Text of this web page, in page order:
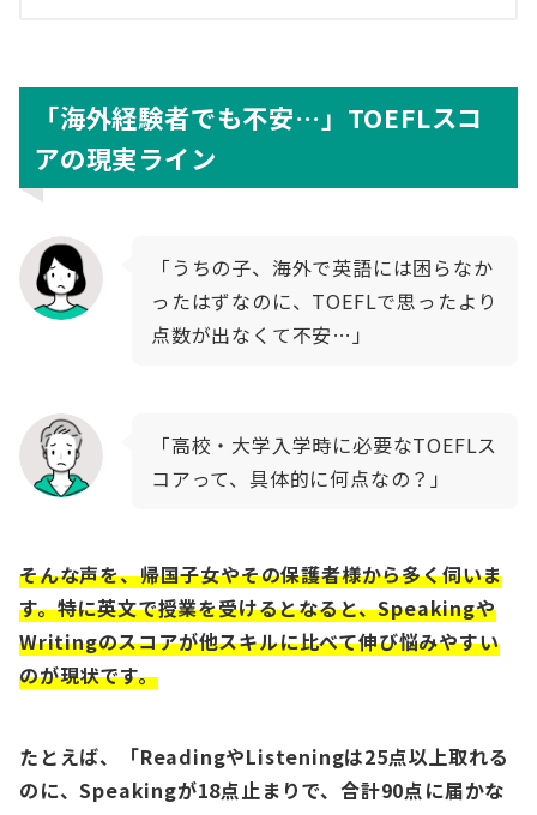
「海外経験者でも不安…」TOEFLスコ
アの現実ライン
「うちの子、海外で英語には困らなか
ったはずなのに、TOEFLで思ったより
点数が出なくて不安…」
「高校・大学入学時に必要なTOEFLス
コアって、具体的に何点なの？」
そんな声を、帰国子女やその保護者様から多く伺いま
す。特に英文で授業を受けるとなると、Speakingや
Writingのスコアが他スキルに比べて伸び悩みやすい
のが現状です。
たとえば、「ReadingやListeningは25点以上取れる
のに、Speakingが18点止まりで、合計90点に届かな